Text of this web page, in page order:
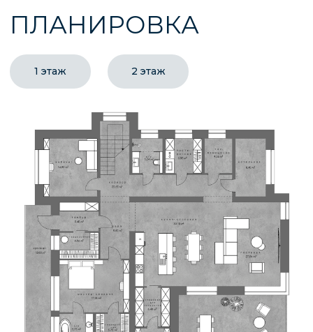
ГОТОВЫЕ ПРОЕКТЫ С
НЕШАБЛОННЫМИ